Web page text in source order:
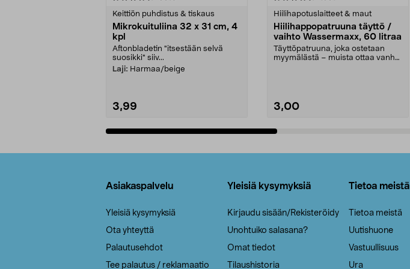
Keittiön puhdistus & tiskaus
Mikrokuituliina 32 x 31 cm, 4
kpl
Aftonbladetin "itsestään selvä
suosikki" siiv...
Laji: Harmaa/beige
3,99
Hiilihapotuslaitteet & maut
Hiilihappopatruuna täyttö /
vaihto Wassermaxx, 60 litraa
Täyttöpatruuna, joka ostetaan
myymälästä – muista ottaa vanha
3,00
Asiakaspalvelu
Yleisiä kysymyksiä
Ota yhteyttä
Palautusehdot
Tee palautus / reklamaatio
Yleisiä kysymyksiä
Kirjaudu sisään/Rekisteröidy
Unohtuiko salasana?
Omat tiedot
Tilaushistoria
Tietoa meistä
Tietoa meistä
Uutishuone
Vastuullisuus
Ura